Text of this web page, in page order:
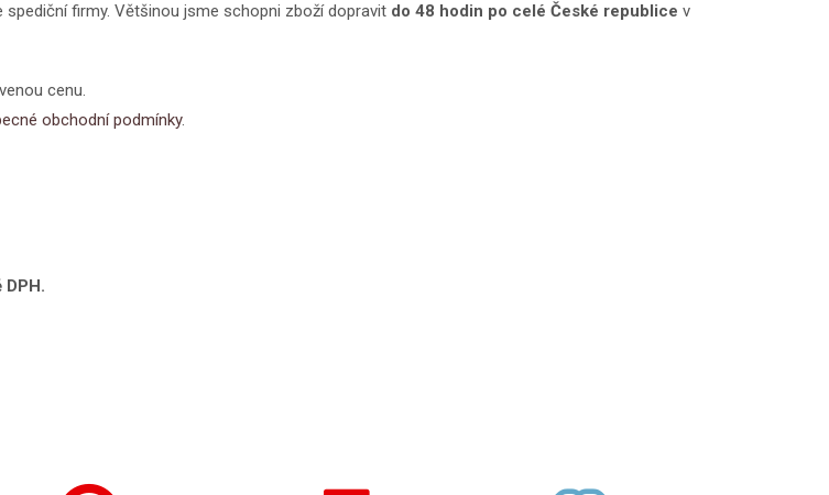
firmy. Většinou jsme schopni zboží dopravit do 48 hodin po celé České republice v
cenu.
obchodní podmínky.
DPH.